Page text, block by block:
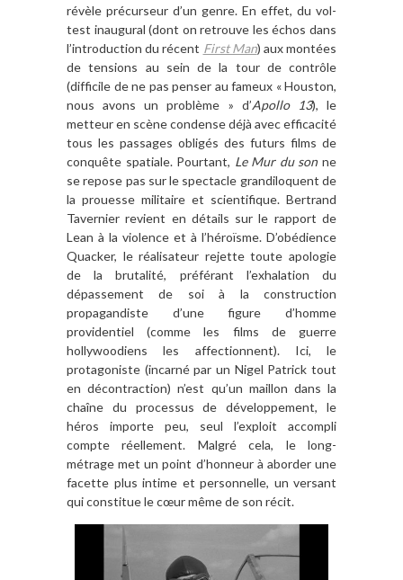
révèle précurseur d’un genre. En effet, du vol-
test inaugural (dont on retrouve les échos dans
l’introduction du récent First Man) aux montées
de tensions au sein de la tour de contrôle
(difficile de ne pas penser au fameux «Houston,
nous avons un problème » d’Apollo 13), le
metteur en scène condense déjà avec efficacité
tous les passages obligés des futurs films de
conquête spatiale. Pourtant, Le Mur du sonne
se repose pas sur le spectacle grandiloquent de
la prouesse militaire et scientifique. Bertrand
Tavernier revient en détails sur le rapport de
Lean à la violence et à l’héroïsme. D’obédience
Quacker, le réalisateur rejette toute apologie
de la brutalité, préférant l’exhalation du
dépassement de soià la construction
propagandiste d’une figure d’homme
providentiel (comme les films de guerre
hollywoodiens les affectionnent). Ici, le
protagoniste (incarnépar un Nigel Patrick tout
en décontraction) n’est qu’un maillon dans la
chaîne du processus de développement, le
héros importe peu, seul l’exploit accompli
compte réellement. Malgré cela, le long-
métrage met un point d’honneur à aborder une
facette plus intime et personnelle, un versant
qui constitue le cœur même de son récit.